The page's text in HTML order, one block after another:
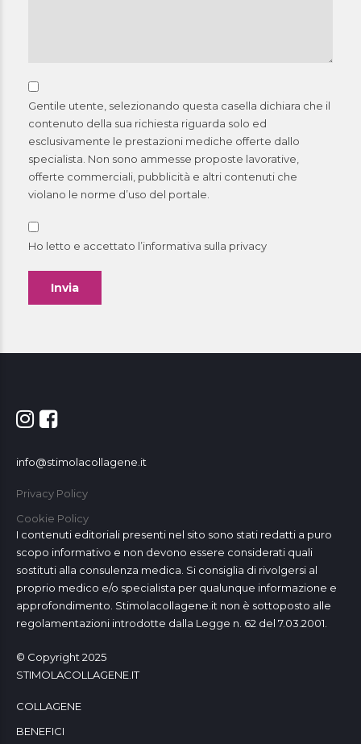
Gentile utente, selezionando questa casella dichiara che il
contenuto della sua richiesta riguarda solo ed
esclusivamente le prestazioni mediche offerte dallo
specialista. Non sono ammesse proposte lavorative,
offerte commerciali, pubblicità e altri contenuti che
violano le norme d’uso del portale.
Ho letto e accettato l’informativa sulla privacy
info@stimolacollagene.it
Privacy Policy
Cookie Policy
I contenuti editoriali presenti nel sito sono stati redatti a puro
scopo informativo e non devono essere considerati quali
sostituti alla consulenza medica. Si consiglia di rivolgersi al
proprio medico e/o specialista per qualunque informazione e
approfondimento. Stimolacollagene.it non è sottoposto alle
regolamentazioni introdotte dalla Legge n. 62 del 7.03.2001.
© Copyright 2025
STIMOLACOLLAGENE.IT
COLLAGENE
BENEFICI